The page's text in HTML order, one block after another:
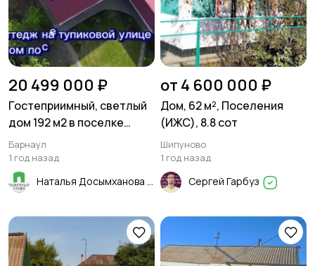
20 499 000 ₽
Гостеприимный, светлый
дом 192 м2 в поселке
Cолнeчная пoляна
Барнаул
1 год назад
Наталья Досымханова
от 4 600 000 ₽
Дом, 62 м², Поселения
(ИЖС), 8.8 сот
Шипуново
1 год назад
Сергей Гарбуз